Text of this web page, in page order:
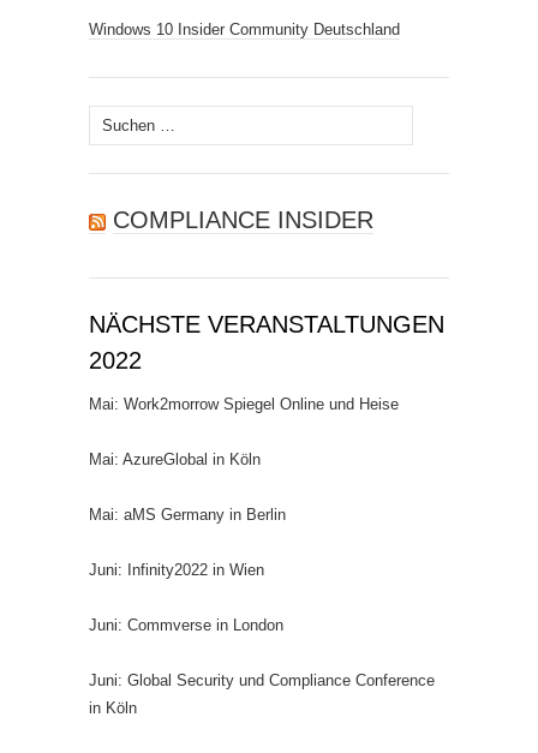
Windows 10 Insider Community Deutschland
Suchen
nach:
COMPLIANCE INSIDER
NÄCHSTE VERANSTALTUNGEN
2022
Mai: Work2morrow Spiegel Online und Heise
Mai: AzureGlobal in Köln
Mai: aMS Germany in Berlin
Juni: Infinity2022 in Wien
Juni: Commverse in London
Juni: Global Security und Compliance Conference
in Köln